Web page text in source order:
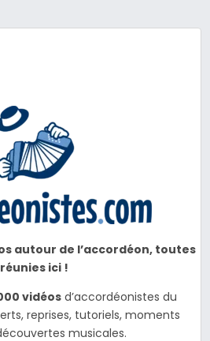
autour de l’accordéon, toutes
réunies ici !
vidéosd’accordéonistes du
reprises, tutoriels, moments
musicales.